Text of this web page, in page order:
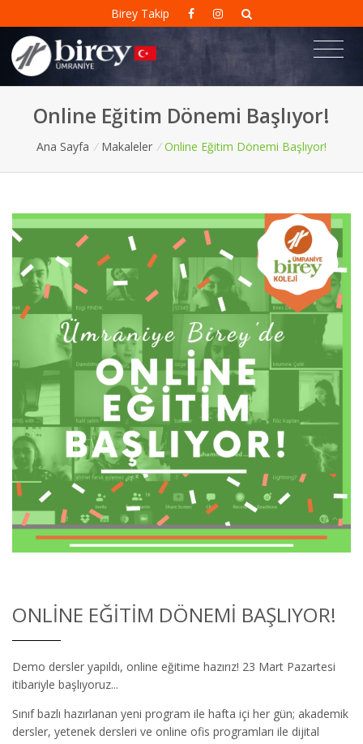
Birey Takip
Online Eğitim Dönemi Başlıyor!
Ana Sayfa / Makaleler / Online Eğitim Dönemi Başlıyor!
ONLINE EĞITIM DÖNEMI BAŞLIYOR!
Demo dersler yapıldı, online eğitime hazırız! 23 Mart Pazartesi
itibariyle başlıyoruz...
Sınıf bazlı hazırlanan yeni program ile hafta içi her gün; akademik
dersler, yetenek dersleri ve online ofis programları ile dijital